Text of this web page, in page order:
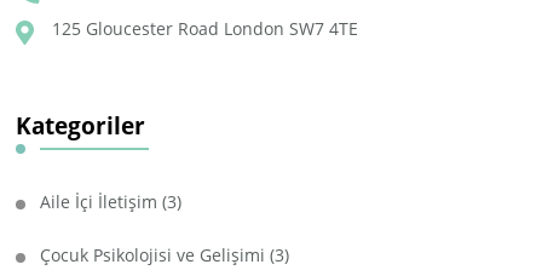
125 Gloucester Road London SW7 4TE
Kategoriler
Aile İçi İletişim (3)
Çocuk Psikolojisi ve Gelişimi (3)